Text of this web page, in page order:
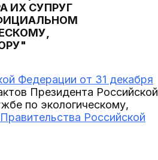
ИХ СУПРУГ
Федерации от 31 декабря
Президента Российской
по экологическому,
Российской